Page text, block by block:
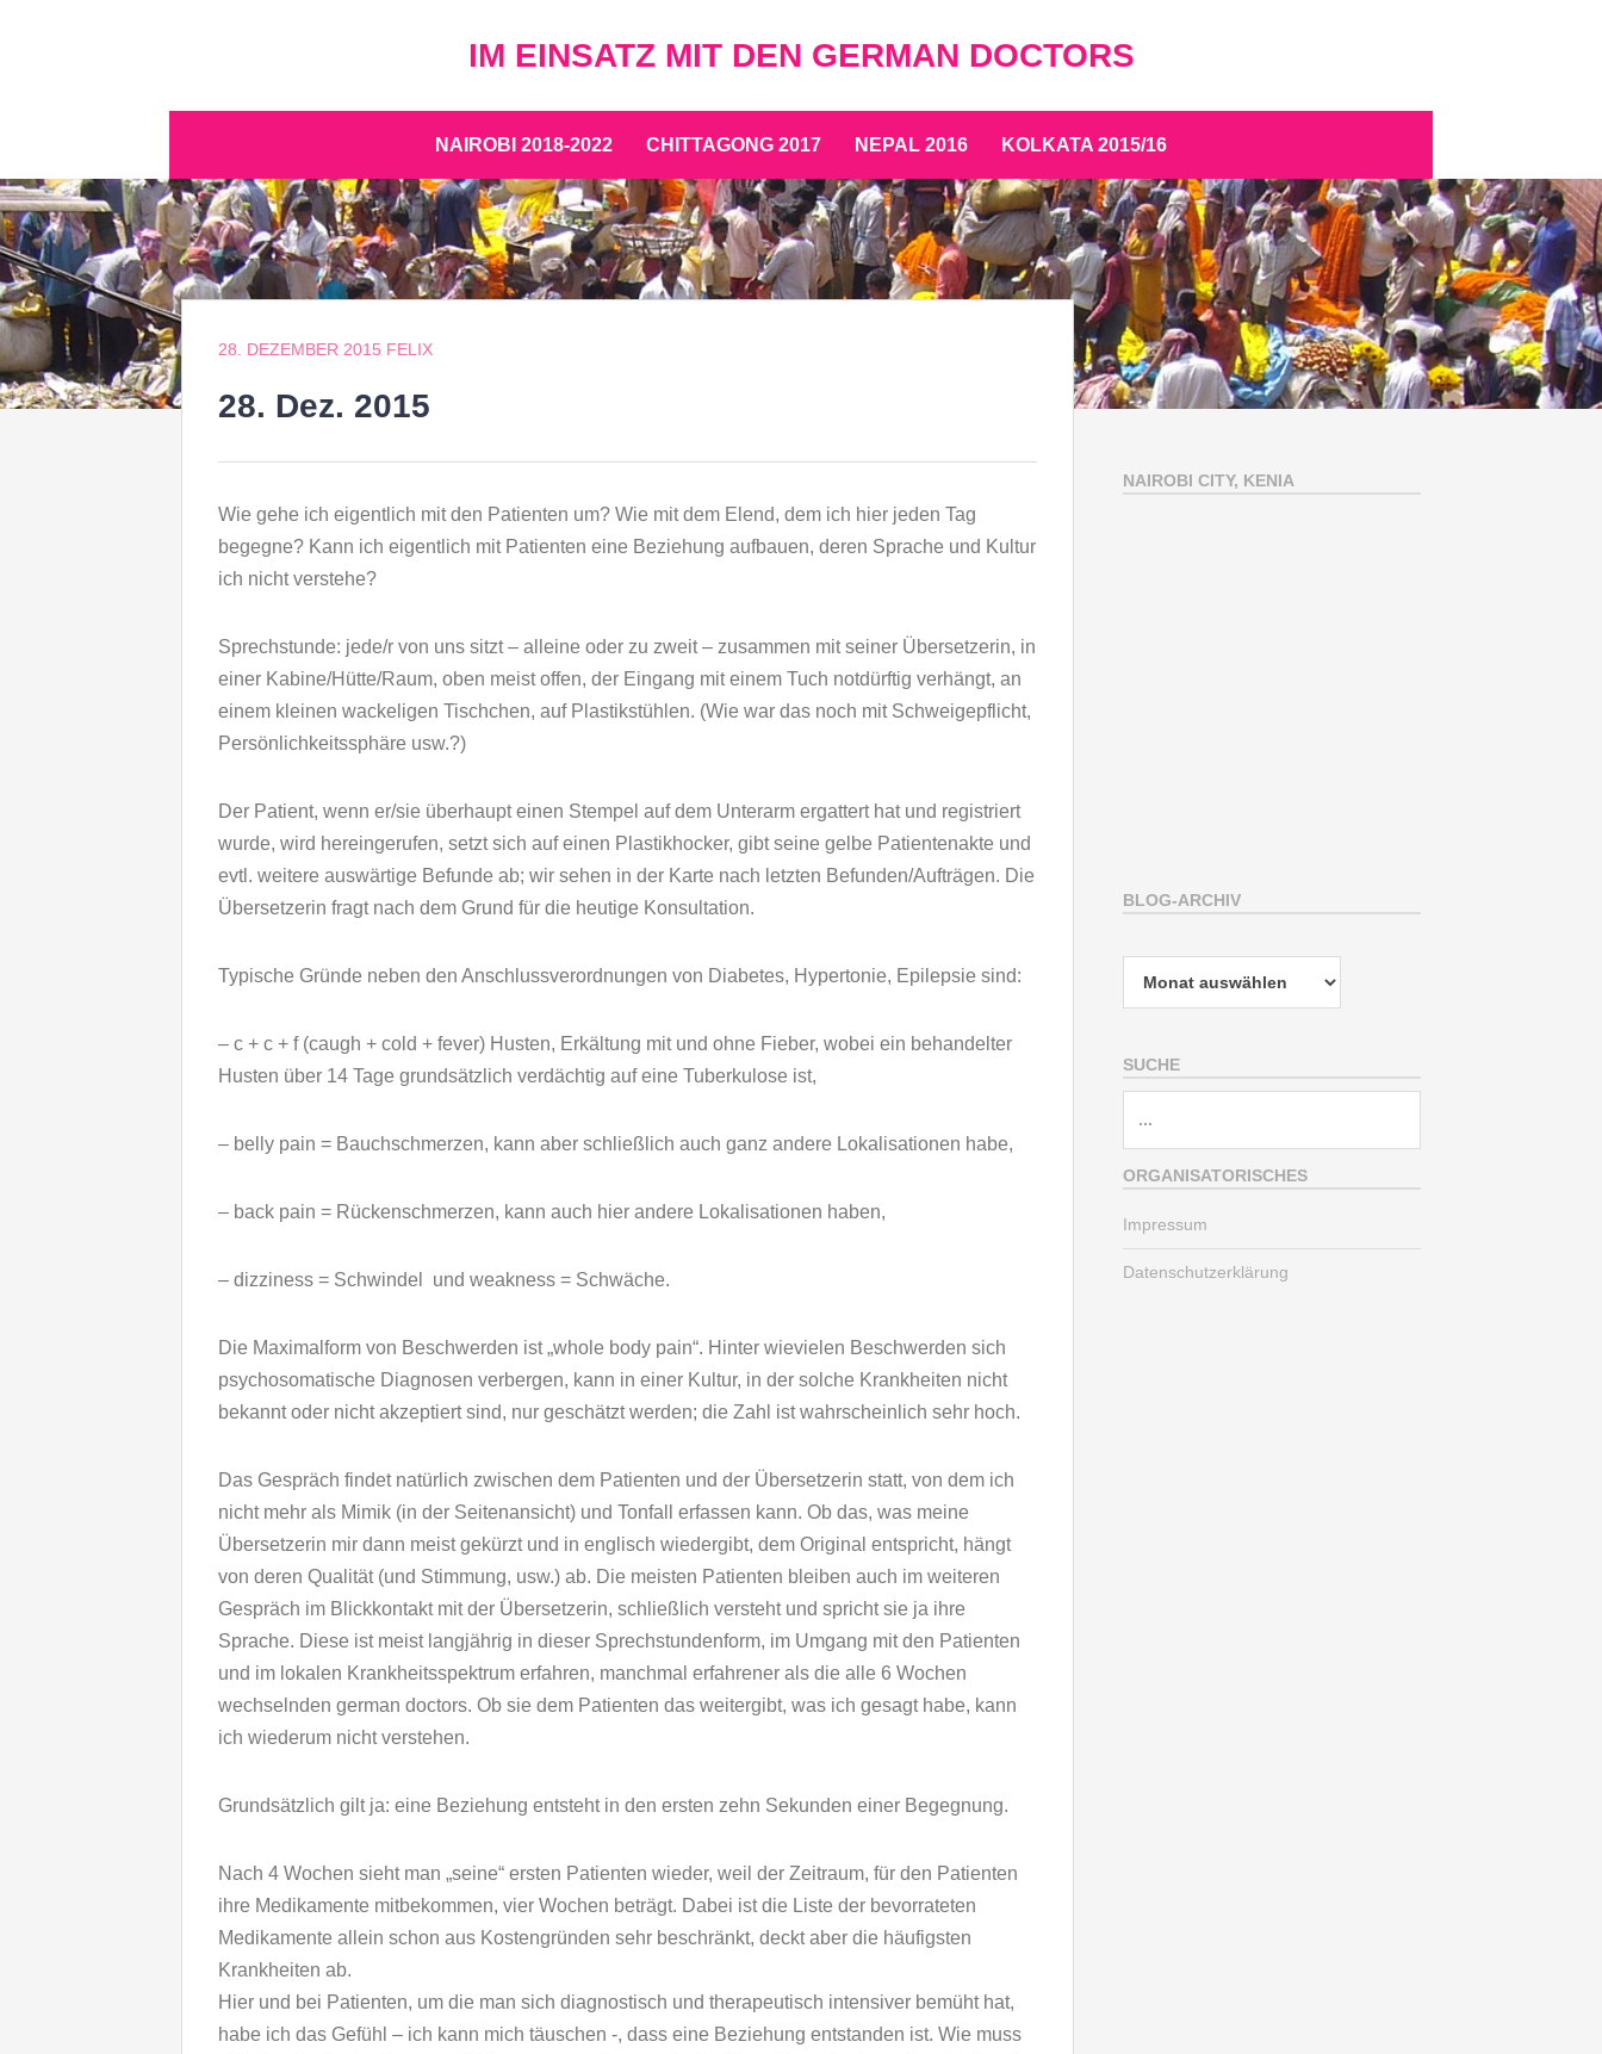
IM EINSATZ MIT DEN GERMAN DOCTORS
springen
NAIROBI 2018-2022 CHITTAGONG 2017 NEPAL 2016 KOLKATA 2015/16
28. DEZEMBER 2015 FELIX
28. Dez. 2015
Wie gehe ich eigentlich mit den Patienten um? Wie mit dem Elend, dem ich hier jeden Tag
begegne? Kann ich eigentlich mit Patienten eine Beziehung aufbauen, deren Sprache und Kultur
ich nicht verstehe?
Sprechstunde: jede/r von uns sitzt – alleine oder zu zweit – zusammen mit seiner Übersetzerin, in
einer Kabine/Hütte/Raum, oben meist offen, der Eingang mit einem Tuch notdürftig verhängt, an
einem kleinen wackeligen Tischchen, auf Plastikstühlen. (Wie war das noch mit Schweigepflicht,
Persönlichkeitssphäre usw.?)
Der Patient, wenn er/sie überhaupt einen Stempel auf dem Unterarm ergattert hat und registriert
wurde, wird hereingerufen, setzt sich auf einen Plastikhocker, gibt seine gelbe Patientenakte und
evtl. weitere auswärtige Befunde ab; wir sehen in der Karte nach letzten Befunden/Aufträgen. Die
Übersetzerin fragt nach dem Grund für die heutige Konsultation.
Typische Gründe neben den Anschlussverordnungen von Diabetes, Hypertonie, Epilepsie sind:
– c + c + f (caugh + cold + fever) Husten, Erkältung mit und ohne Fieber, wobei ein behandelter
Husten über 14 Tage grundsätzlich verdächtig auf eine Tuberkulose ist,
– belly pain = Bauchschmerzen, kann aber schließlich auch ganz andere Lokalisationen habe,
– back pain = Rückenschmerzen, kann auch hier andere Lokalisationen haben,
– dizziness = Schwindel und weakness = Schwäche.
Die Maximalform von Beschwerden ist „whole body pain“. Hinter wievielen Beschwerden sich
psychosomatische Diagnosen verbergen, kann in einer Kultur, in der solche Krankheiten nicht
bekannt oder nicht akzeptiert sind, nur geschätzt werden; die Zahl ist wahrscheinlich sehr hoch.
Das Gespräch findet natürlich zwischen dem Patienten und der Übersetzerin statt, von dem ich
nicht mehr als Mimik (in der Seitenansicht) und Tonfall erfassen kann. Ob das, was meine
Übersetzerin mir dann meist gekürzt und in englisch wiedergibt, dem Original entspricht, hängt
von deren Qualität (und Stimmung, usw.) ab. Die meisten Patienten bleiben auch im weiteren
Gespräch im Blickkontakt mit der Übersetzerin, schließlich versteht und spricht sie ja ihre
Sprache. Diese ist meist langjährig in dieser Sprechstundenform, im Umgang mit den Patienten
und im lokalen Krankheitsspektrum erfahren, manchmal erfahrener als die alle 6 Wochen
wechselnden german doctors. Ob sie dem Patienten das weitergibt, was ich gesagt habe, kann
ich wiederum nicht verstehen.
Grundsätzlich gilt ja: eine Beziehung entsteht in den ersten zehn Sekunden einer Begegnung.
Nach 4 Wochen sieht man „seine“ ersten Patienten wieder, weil der Zeitraum, für den Patienten
ihre Medikamente mitbekommen, vier Wochen beträgt. Dabei ist die Liste der bevorrateten
Medikamente allein schon aus Kostengründen sehr beschränkt, deckt aber die häufigsten
Krankheiten ab.
Hier und bei Patienten, um die man sich diagnostisch und therapeutisch intensiver bemüht hat,
habe ich das Gefühl – ich kann mich täuschen -, dass eine Beziehung entstanden ist. Wie muss
NAIROBI CITY, KENIA
BLOG-ARCHIV
Archiv
SUCHE
ORGANISATORISCHES
Impressum
Datenschutzerklärung